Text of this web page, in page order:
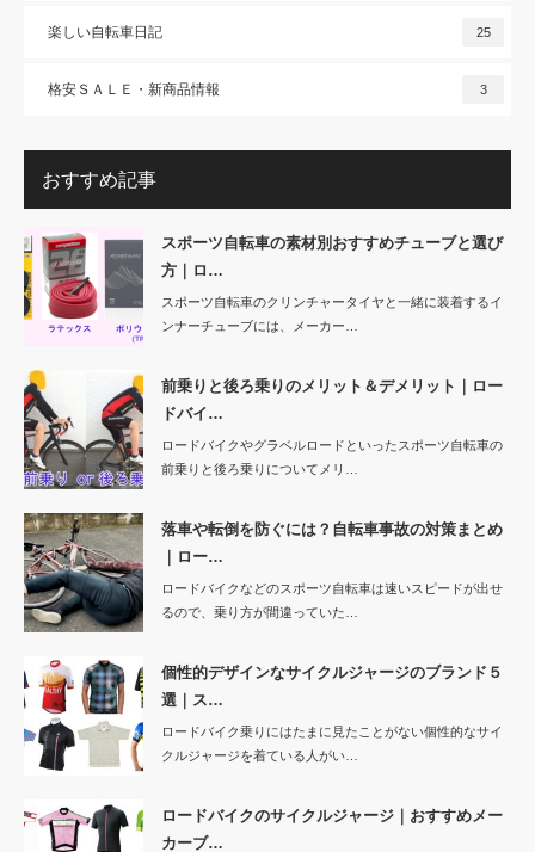
楽しい自転車日記 25
格安ＳＡＬＥ・新商品情報 3
おすすめ記事
スポーツ自転車の素材別おすすめチューブと選び
方｜ロ…
スポーツ自転車のクリンチャータイヤと一緒に装着するイ
ンナーチューブには、メーカー…
前乗りと後ろ乗りのメリット＆デメリット｜ロー
ドバイ…
ロードバイクやグラベルロードといったスポーツ自転車の
前乗りと後ろ乗りについてメリ…
落車や転倒を防ぐには？自転車事故の対策まとめ
｜ロー…
ロードバイクなどのスポーツ自転車は速いスピードが出せ
るので、乗り方が間違っていた…
個性的デザインなサイクルジャージのブランド５
選｜ス…
ロードバイク乗りにはたまに見たことがない個性的なサイ
クルジャージを着ている人がい…
ロードバイクのサイクルジャージ｜おすすめメー
カーブ…